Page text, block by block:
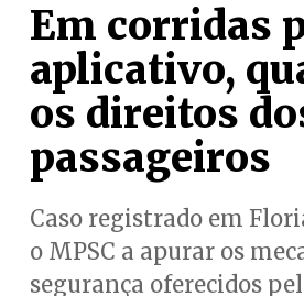
Em corridas
aplicativo,
os direitos
passageiros
Caso registrado em
o MPSC a apurar os
segurança oferecidos